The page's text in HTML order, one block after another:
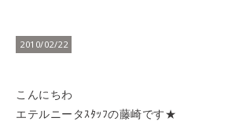
2010/02/22
こんにちわ
エテルニータｽﾀｯﾌの藤崎です★